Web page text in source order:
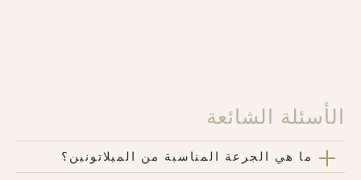
الأسئلة الشائعة
ما هي الجرعة المناسبة من الميلاتونين؟